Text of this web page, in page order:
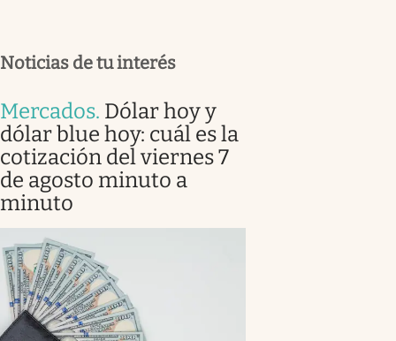
Noticias de tu interés
Mercados. Dólar hoy y
dólar blue hoy: cuál es la
cotización del viernes 7
de agosto minuto a
minuto